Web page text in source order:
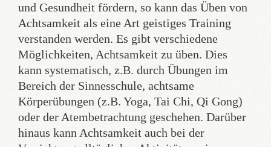
und Gesundheit fördern, so kann das Üben von
Achtsamkeit als eine Art geistiges Training
verstanden werden. Es gibt verschiedene
Möglichkeiten, Achtsamkeit zu üben. Dies
kann systematisch, z.B. durch Übungen im
Bereich der Sinnesschule, achtsame
Körperübungen (z.B. Yoga, Tai Chi, Qi Gong)
oder der Atembetrachtung geschehen. Darüber
hinaus kann Achtsamkeit auch bei der